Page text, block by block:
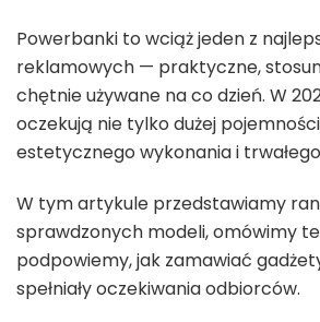
Powerbanki to wciąż jeden z
reklamowych — praktyczne,
chętnie używane na co dzień. W
oczekują nie tylko dużej
estetycznego wykonania i
W tym artykule przedstawiamy
sprawdzonych modeli, omówimy
podpowiemy, jak zamawiać
spełniały oczekiwania odbiorców.